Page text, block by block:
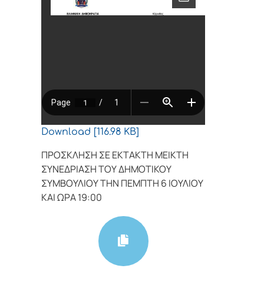
Download [116.98 KB]
ΠΡΟΣΚΛΗΣΗ ΣΕ ΕΚΤΑΚΤΗ ΜΕΙΚΤΗ
ΣΥΝΕΔΡΙΑΣΗ ΤΟΥ ΔΗΜΟΤΙΚΟΥ
ΣΥΜΒΟΥΛΙΟΥ ΤΗΝ ΠΕΜΠΤΗ 6 ΙΟΥΛΙΟΥ
ΚΑΙ ΩΡΑ 19:00